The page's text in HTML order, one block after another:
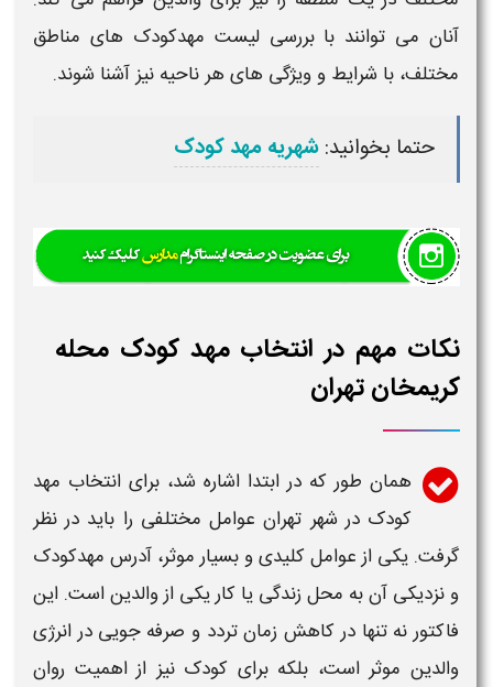
آنان می توانند با بررسیلیست مهدکودک های مناطق
مختلف، با شرایط و ویژگی های هر ناحیه نیز آشنا شوند.
حتما بخوانید:شهریه مهد کودک
نکات مهم در انتخاب مهد کودک محله
کریمخان تهران
همان طور که در ابتدا اشاره شد، برای انتخاب مهد
کودکدر شهر تهران عوامل مختلفی را باید در نظر
گرفت. یکی از عوامل کلیدی و بسیار موثر، آدرس مهدکودک
و نزدیکی آن به محل زندگی یا کار یکی از والدین است. این
فاکتور نه تنها در کاهش زمان تردد و صرفه جویی در انرژی
والدین موثر است، بلکه برای کودک نیز از اهمیت روان